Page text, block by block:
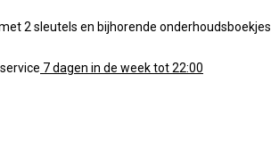
2 sleutels en bijhorende onderhoudsboekjes.
7 dagen in de week tot 22:00